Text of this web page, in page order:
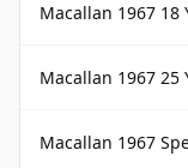
Macallan 1967 18
Macallan 1967 25
Macallan 1967